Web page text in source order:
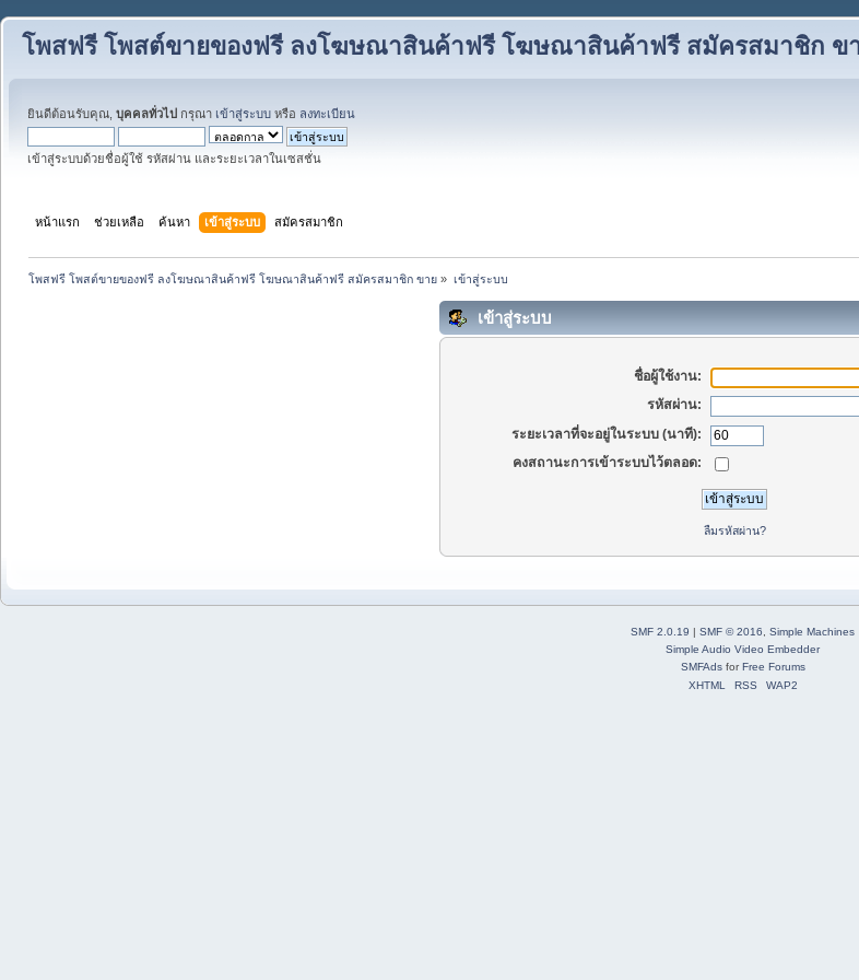
โพสฟรี โพสต์ขายของฟรี ลงโฆษณาสินค้าฟรี โฆษณาสินค้าฟรี สมัครสมาชิก ข
ยินดีต้อนรับคุณ, บุคคลทั่วไป กรุณา เข้าสู่ระบบ หรือ ลงทะเบียน
เข้าสู่ระบบด้วยชื่อผู้ใช้ รหัสผ่าน และระยะเวลาในเซสชั่น
หน้าแรก ช่วยเหลือ ค้นหา เข้าสู่ระบบ สมัครสมาชิก
โพสฟรี โพสต์ขายของฟรี ลงโฆษณาสินค้าฟรี โฆษณาสินค้าฟรี สมัครสมาชิก ขาย » เข้าสู่ระบบ
เข้าสู่ระบบ
ชื่อผู้ใช้งาน:
รหัสผ่าน:
ระยะเวลาที่จะอยู่ในระบบ (นาที):
คงสถานะการเข้าระบบไว้ตลอด:
ลืมรหัสผ่าน?
SMF 2.0.19 SMF © 2016, Simple Machines
Simple Audio Video Embedder
SMFAdsfor Free Forums
XHTML
RSS WAP2